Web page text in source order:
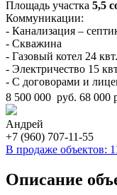
Площадь участка 5,5
Коммуникации:
- Канализация –
- Скважина
- Газовый котел 24 квт.
- Электричество 15
- С договорами и
8 500 000 руб. 68 000
Андрей
+7 (960) 707-11-55
В продаже объектов:
Описание